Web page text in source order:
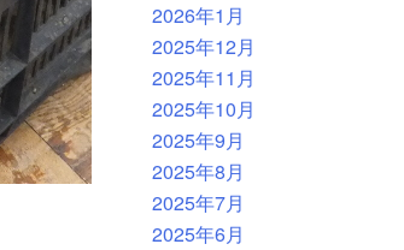
2026年1月
2025年12月
2025年11月
2025年10月
2025年9月
2025年8月
2025年7月
2025年6月